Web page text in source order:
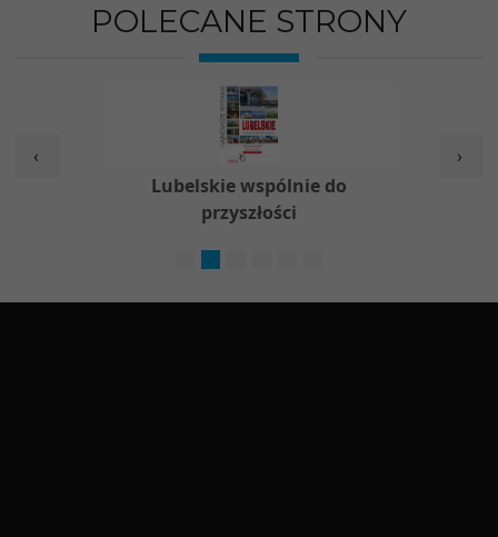
POLECANE STRONY
Lubelskie wspólnie do
przyszłości
‹ ›